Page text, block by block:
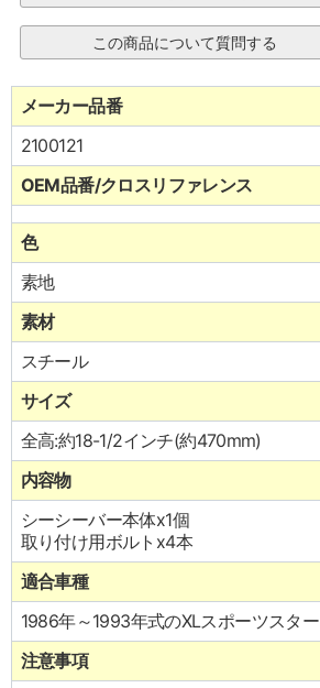
メーカー品番
2100121
OEM品番/クロスリファレンス
色
素地
素材
スチール
サイズ
全高:約18-1/2インチ(約470mm)
内容物
シーシーバー本体x1個
取り付け用ボルトx4本
適合車種
1986年～1993年式のXLスポーツスター
注意事項